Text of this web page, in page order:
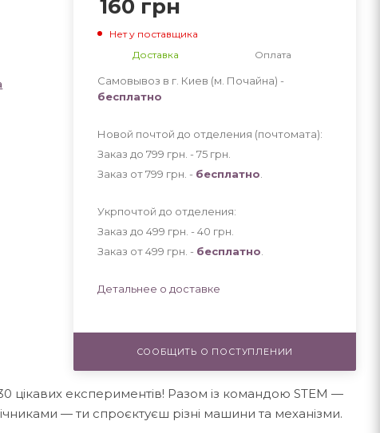
160 грн
Нет у поставщика
Доставка
Оплата
Самовывоз в г. Киев (м. Почайна) -
бесплатно
Новой почтой до отделения (почтомата):
Заказ до 799 грн. - 75 грн
Заказ от 799 грн. - бесплатно
Укрпочтой до отделения:
Заказ до 499 грн. - 40 грн
Заказ от 499 грн. - бесплатно
Детальнее о доставке
СООБЩИТЬ О ПОСТУПЛЕНИИ
цікавих експериментів! Разом із командою STEM —
— ти спроєктуєш різні машини та механізми.